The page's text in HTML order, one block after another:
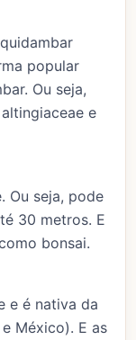
popular
Ou seja,
e
Ou seja, pode
30 metros. E
bonsai.
e é nativa da
México). E as